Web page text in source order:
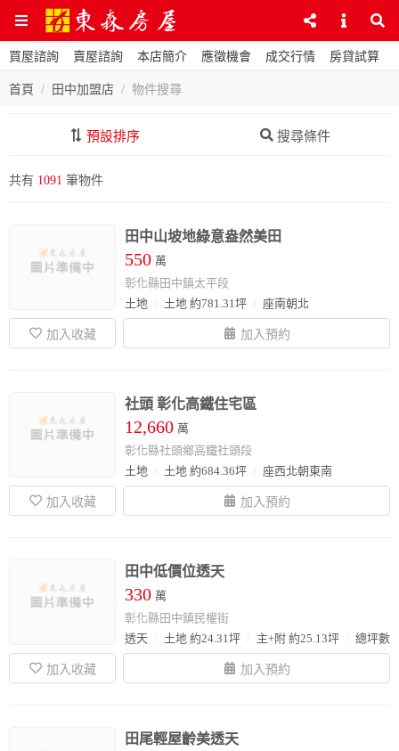
買屋諮詢 賣屋諮詢 本店簡介 應徵機會 成交行情 房貸試算
首頁 田中加盟店 物件搜尋
預設排序 搜尋條件
共有 1091 筆物件
田中山坡地綠意盎然美田
550 萬
彰化縣田中鎮太平段
土地
土地 約781.31坪 座南朝北
社頭 彰化高鐵住宅區
12,660 萬
彰化縣社頭鄉高鐵社頭段
土地
土地 約684.36坪 座西北朝東南
田中低價位透天
330 萬
彰化縣田中鎮民權街
透天
土地 約24.31坪 主+附 約25.13坪 總坪數
田尾輕屋齡美透天